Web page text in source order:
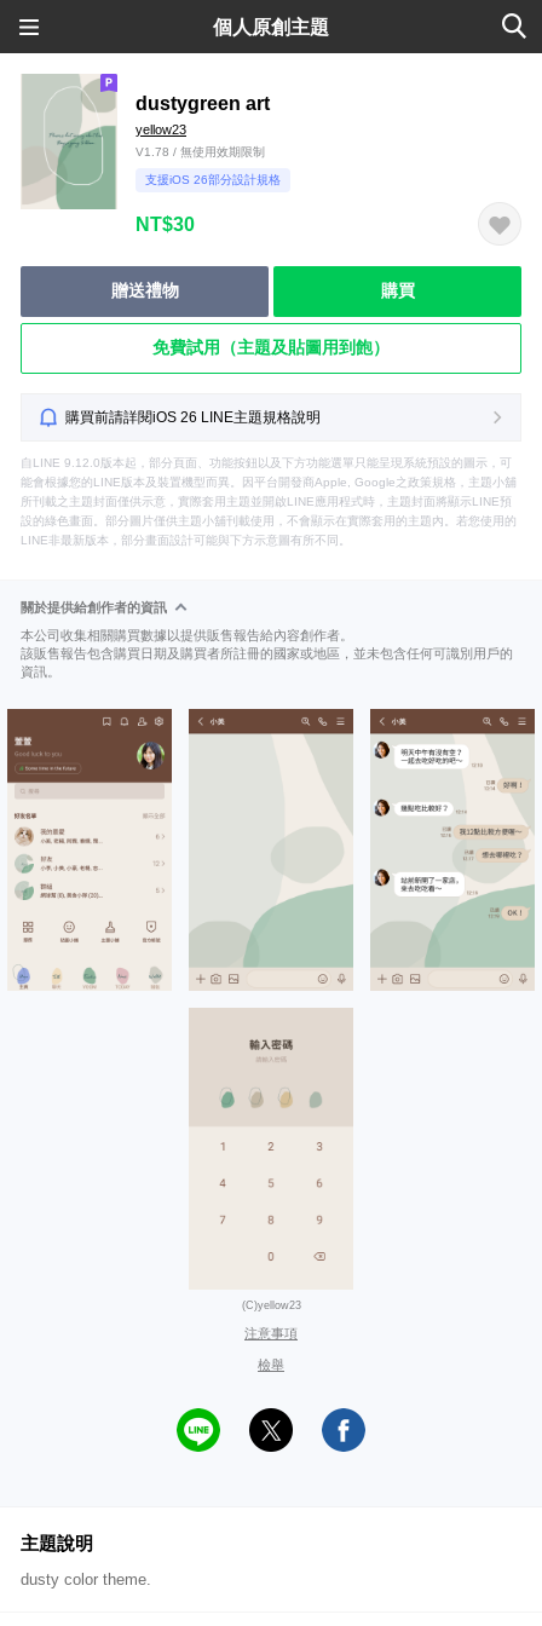
個人原創主題
dustygreen art
yellow23
V1.78 / 無使用效期限制
支援iOS 26部分設計規格
NT$30
贈送禮物 購買
免費試用（主題及貼圖用到飽）
購買前請詳閱iOS 26 LINE主題規格說明
自LINE 9.12.0版本起，部分頁面、功能按鈕以及下方功能選單只能呈現系統預設的圖示，可
能會根據您的LINE版本及裝置機型而異。因平台開發商Apple, Google之政策規格，主題小舖
所刊載之主題封面僅供示意，實際套用主題並開啟LINE應用程式時，主題封面將顯示LINE預
設的綠色畫面。部分圖片僅供主題小舖刊載使用，不會顯示在實際套用的主題內。若您使用的
LINE非最新版本，部分畫面設計可能與下方示意圖有所不同。
關於提供給創作者的資訊
本公司收集相關購買數據以提供販售報告給內容創作者。
該販售報告包含購買日期及購買者所註冊的國家或地區，並未包含任何可識別用戶的
資訊。
(C)yellow23
注意事項
檢舉
主題說明
dusty color theme.